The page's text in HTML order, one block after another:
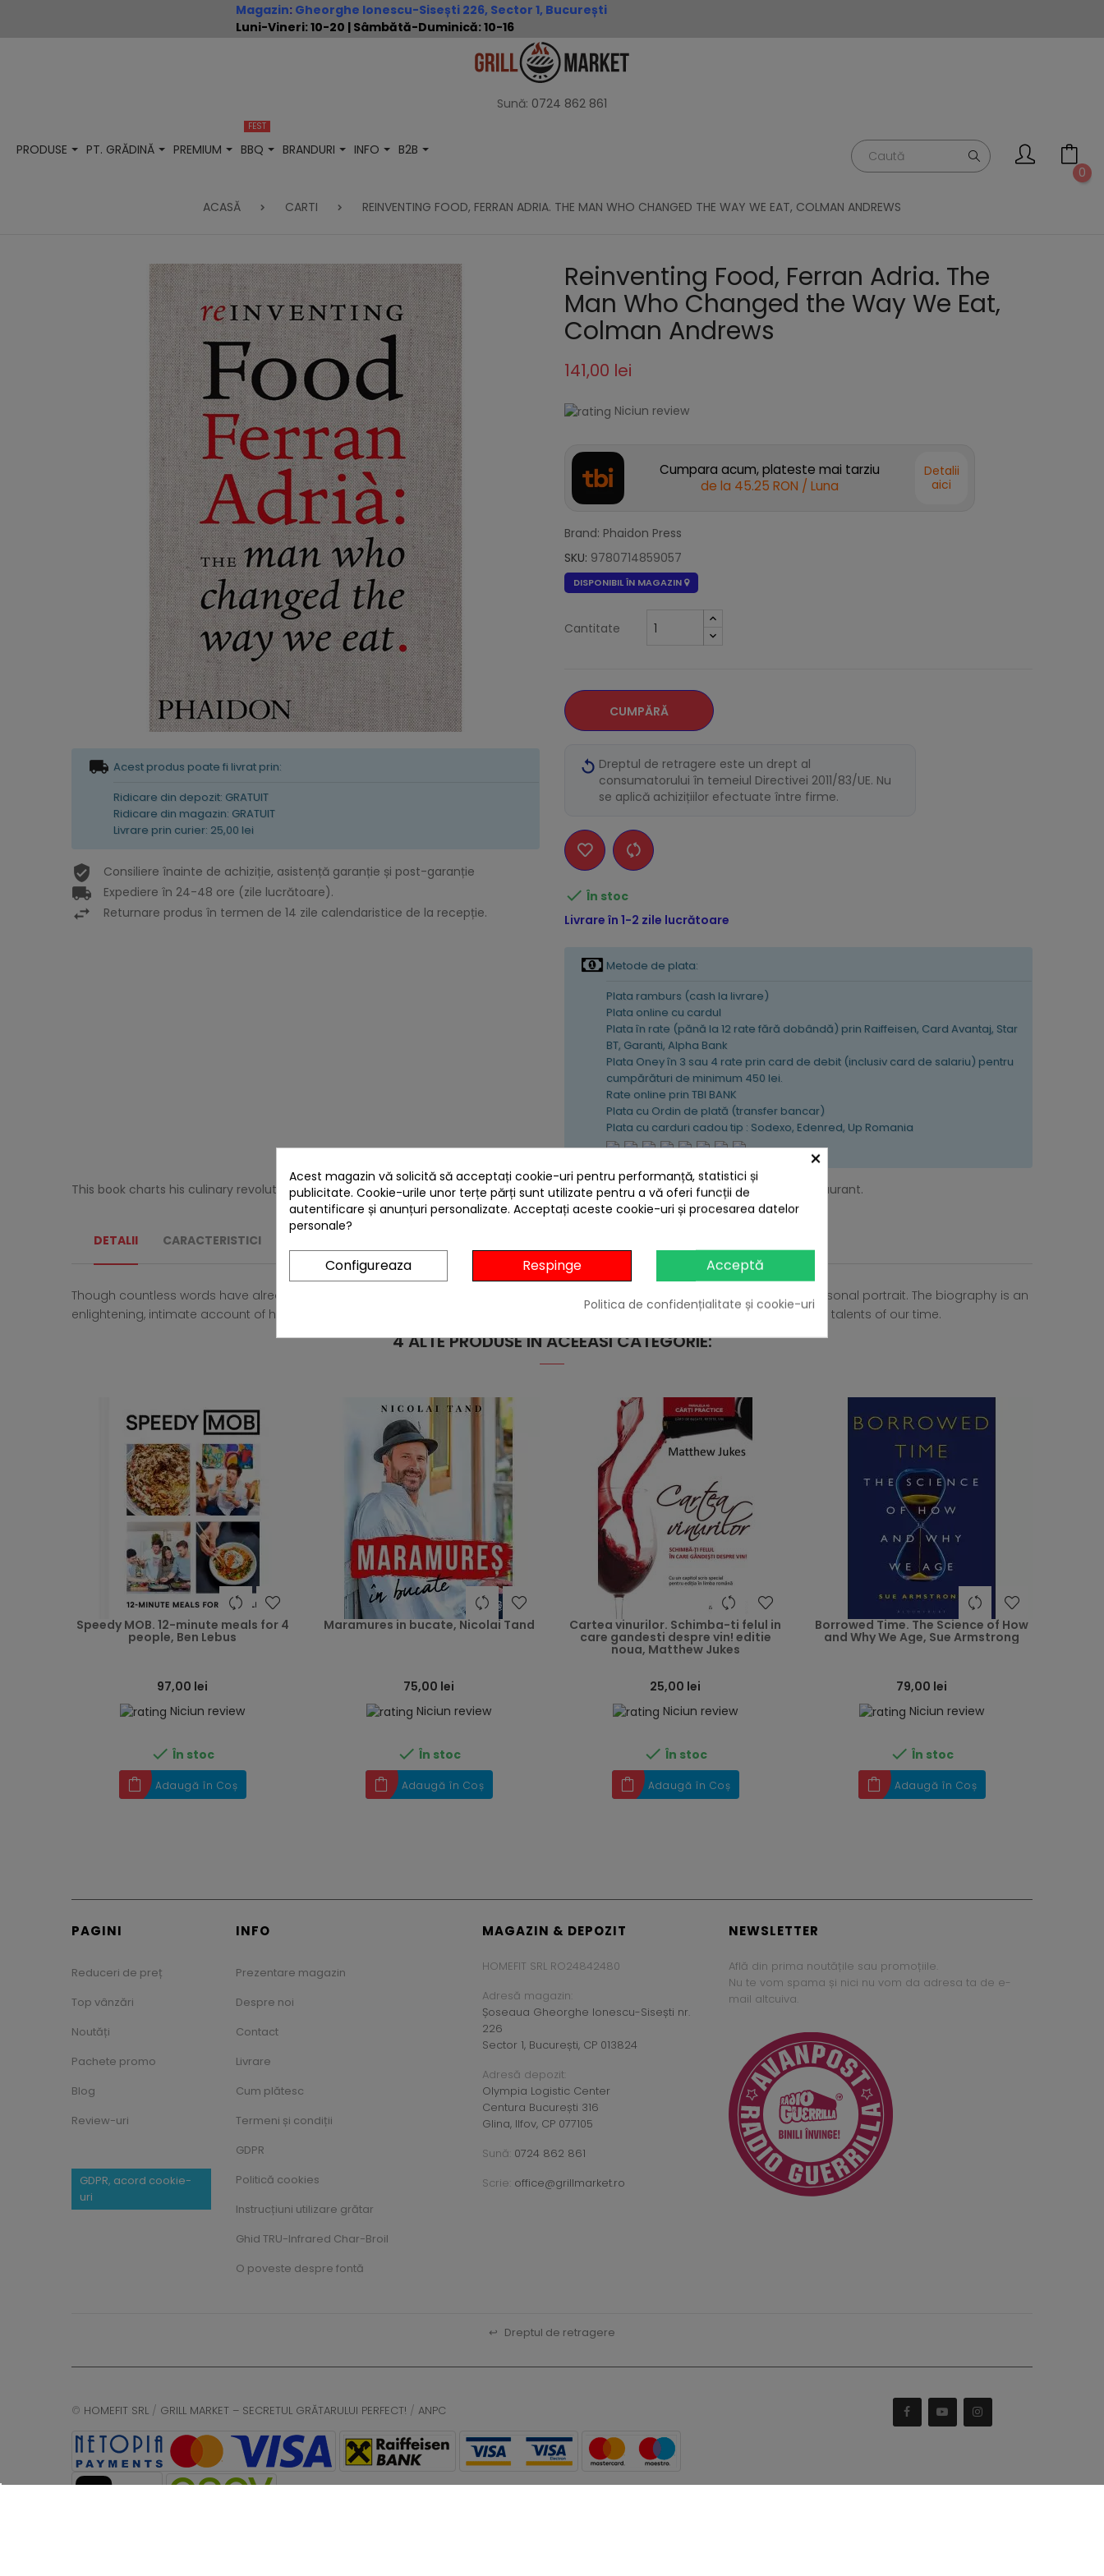
Magazin: Gheorghe Ionescu-Sisești 226, Sector 1, București
Luni-Vineri: 10-20 | Sâmbătă-Duminică: 10-16
Sună: 0724 862 861
PRODUSE PT. GRĂDINĂ PREMIUM BBQ
FEST
BRANDURI INFO
B2B
0
ACASĂ CARTI REINVENTING FOOD, FERRAN ADRIA. THE MAN WHO CHANGED THE WAY WE EAT, COLMAN ANDREWS
Acest produs poate fi livrat prin:
Ridicare din depozit: GRATUIT
Ridicare din magazin: GRATUIT
Livrare prin curier: 25,00 lei
Consiliere înainte de achiziție, asistență garanție și post-garanție
Expediere în 24-48 ore (zile lucrătoare).
Returnare produs în termen de 14 zile calendaristice de la recepție.
Reinventing Food, Ferran Adria. The
Man Who Changed the Way We Eat,
Colman Andrews
141,00 lei
Niciun review
Cumpara acum, plateste mai tarziu
de la 45.25 RON / Luna
Detalii
aici
Brand: Phaidon Press
SKU: 9780714859057
DISPONIBIL ÎN MAGAZIN
Cantitate
CUMPĂRĂ
Dreptul de retragere este un drept al
consumatorului în temeiul Directivei 2011/83/UE. Nu
se aplică achizițiilor efectuate între firme.
 În stoc
Livrare în 1-2 zile lucrătoare
Metode de plata:
Plata ramburs (cash la livrare)
Plata online cu cardul
Plata în rate (pănă la 12 rate fără dobândă) prin Raiffeisen, Card Avantaj, Star
BT, Garanti, Alpha Bank
Plata Oney în 3 sau 4 rate prin card de debit (inclusiv card de salariu) pentru
cumpărături de minimum 450 lei.
Rate online prin TBI BANK
Plata cu Ordin de plată (transfer bancar)
Plata cu carduri cadou tip : Sodexo, Edenred, Up Romania
This book charts his culinary revolution from his very beginnings as a cook in the military service to the huge success of El Bulli restaurant.
DETALII CARACTERISTICI
Though countless words have already been written about the avant-garde experimentalist - Colman Andrews offers a more personal portrait. The biography is an
enlightening, intimate account of how a man with initially no desire to become a chef rose to become one of the most influential talents of our time.
4 ALTE PRODUSE IN ACEEASI CATEGORIE:
heart
Speedy MOB. 12-minute meals for 4
people, Ben Lebus
97,00 lei
Niciun review
 În stoc
Adaugă în Coș
heart
Maramures in bucate, Nicolai Tand
75,00 lei
Niciun review
 În stoc
Adaugă în Coș
heart
Cartea vinurilor. Schimba-ti felul in
care gandesti despre vin! editie
noua, Matthew Jukes
25,00 lei
Niciun review
 În stoc
Adaugă în Coș
heart
Borrowed Time. The Science of How
and Why We Age, Sue Armstrong
79,00 lei
Niciun review
 În stoc
Adaugă în Coș
PAGINI
Reduceri de preț
Top vânzări
Noutăți
Pachete promo
Blog
Review-uri
GDPR, acord cookie-
uri
INFO
Prezentare magazin
Despre noi
Contact
Livrare
Cum plătesc
Termeni și condiții
GDPR
Politică cookies
Instrucțiuni utilizare grătar
Ghid TRU-Infrared Char-Broil
O poveste despre fontă
MAGAZIN & DEPOZIT
HOMEFIT SRL RO24842480
Adresă magazin:
Șoseaua Gheorghe Ionescu-Sisești nr.
226
Sector 1, București, CP 013824
Adresă depozit:
Olympia Logistic Center
Centura București 316
Glina, Ilfov, CP 077105
Sună: 0724 862 861
Scrie: office@grillmarket.ro
NEWSLETTER
Află din prima noutățile sau promoțiile.
Nu te vom spama și nici nu vom da adresa ta de e-
mail altcuiva.
↩ Dreptul de retragere
© HOMEFIT SRL / GRILL MARKET – SECRETUL GRĂTARULUI PERFECT! / ANPC
×
Acest magazin vă solicită să acceptați cookie-uri pentru performanță, statistici și
publicitate. Cookie-urile unor terțe părți sunt utilizate pentru a vă oferi funcții de
autentificare și anunțuri personalizate. Acceptați aceste cookie-uri și procesarea datelor
personale?
Configureaza Respinge Acceptă
Politica de confidențialitate și cookie-uri